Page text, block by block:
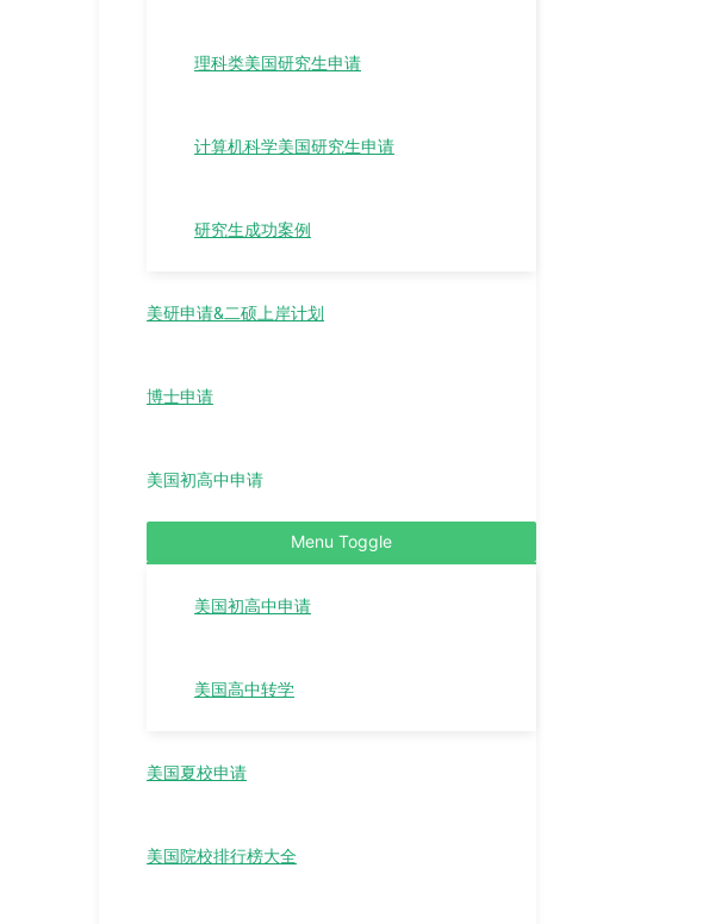
理科类美国研究生申请
计算机科学美国研究生申请
研究生成功案例
美研申请&二硕上岸计划
博士申请
美国初高中申请
Menu Toggle
美国初高中申请
美国高中转学
美国夏校申请
美国院校排行榜大全